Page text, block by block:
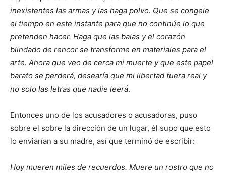
inexistentes las armas y las haga polvo. Que se congele
el tiempo en este instante para que no continúe lo que
pretenden hacer. Haga que las balas y el corazón
blindado de rencor se transforme en materiales para el
arte. Ahora que veo de cerca mi muerte y que este papel
barato se perderá, desearía que mi libertad fuera real y
no solo las letras que nadie leerá.
Entonces uno de los acusadores o acusadoras, puso
sobre el sobre la dirección de un lugar, él supo que esto
lo enviarían a su madre, así que terminó de escribir:
Hoy mueren miles de recuerdos. Muere un rostro que no